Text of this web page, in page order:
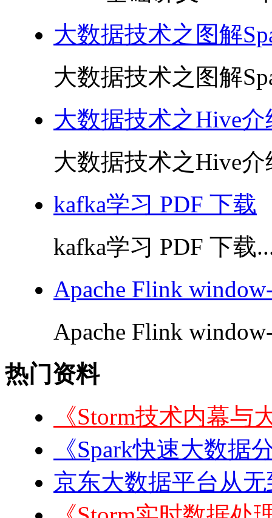
大数据技术之图解
大数据技术之图解
大数据技术之Hive
大数据技术之Hive
kafka学习 PDF 下载
kafka学习 PDF 下载
Apache Flink
Apache Flink
热门资料
《Storm技术内幕与
《Spark快速大数据
京东大数据平台从